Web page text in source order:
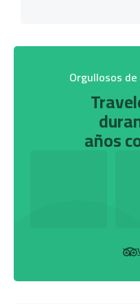
Orgullosos
años